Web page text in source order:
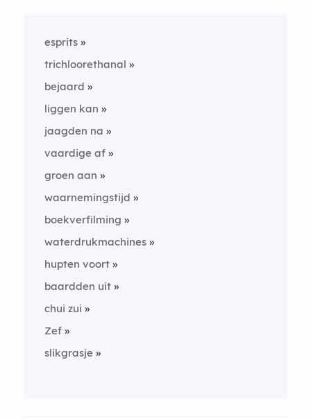
esprits
trichloorethanal
bejaard
liggen kan
jaagden na
vaardige af
groen aan
waarnemingstijd
boekverfilming
waterdrukmachines
hupten voort
baardden uit
chui zui
Zef
slikgrasje